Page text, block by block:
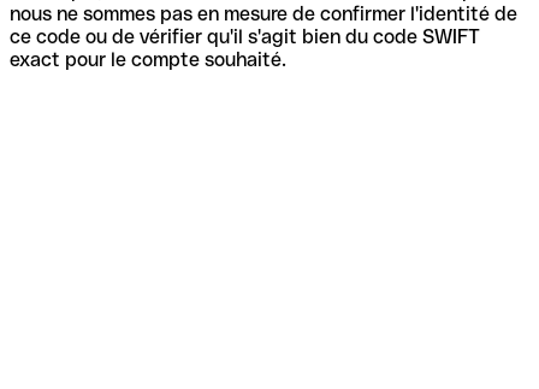
nous ne sommes pas en mesure de confirmer l'identité de
ce code ou de vérifier qu'il s'agit bien du code SWIFT
exact pour le compte souhaité.